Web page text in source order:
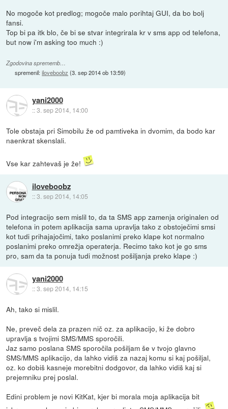
No mogoče kot predlog; mogoče malo porihtaj GUI, da bo bolj
fansi.
Top bi pa itk blo, če bi se stvar integrirala kr v sms app od telefona,
but now i'm asking too much :)
Zgodovina sprememb…
spremenil:iloveboobz (3. sep 2014 ob 13:59)
yani2000
::3. sep 2014, 14:00
Tole obstaja pri Simobilu že od pamtiveka in dvomim, da bodo kar
naenkrat skenslali.
Vse kar zahtevaš je že!
iloveboobz
::3. sep 2014, 14:05
Pod integracijo sem mislil to, da ta SMS app zamenja originalen od
telefona in potem aplikacija sama upravlja tako z obstoječimi smsi
kot tudi prihajajočimi, tako poslanimi preko klape kot normalno
poslanimi preko omrežja operaterja. Recimo tako kot je go sms
pro, sam da ta ponuja tudi možnost pošiljanja preko klape :)
yani2000
::3. sep 2014, 14:15
Ah, tako si mislil.
Ne, preveč dela za prazen nič oz. za aplikacijo, ki že dobro
upravlja s tvojimi SMS/MMS sporočili.
Jaz samo poslana SMS sporočila pošiljam še v tvojo glavno
SMS/MMS aplikacijo, da lahko vidiš za nazaj komu si kaj pošiljal,
oz. ko dobiš kasneje morebitni dodgovor, da lahko vidiš kaj si
prejemniku prej poslal.
Edini problem je novi KitKat, kjer bi morala moja aplikacija bit